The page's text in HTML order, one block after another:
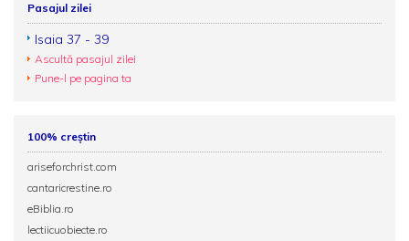
Pasajul zilei
Isaia 37 - 39
Ascultă pasajul zilei
Pune-l pe pagina ta
100% creștin
ariseforchrist.com
cantaricrestine.ro
eBiblia.ro
lectiicuobiecte.ro